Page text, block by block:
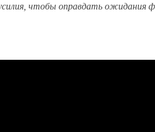
чтобы оправдать ожидания